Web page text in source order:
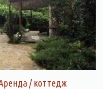
/ коттедж